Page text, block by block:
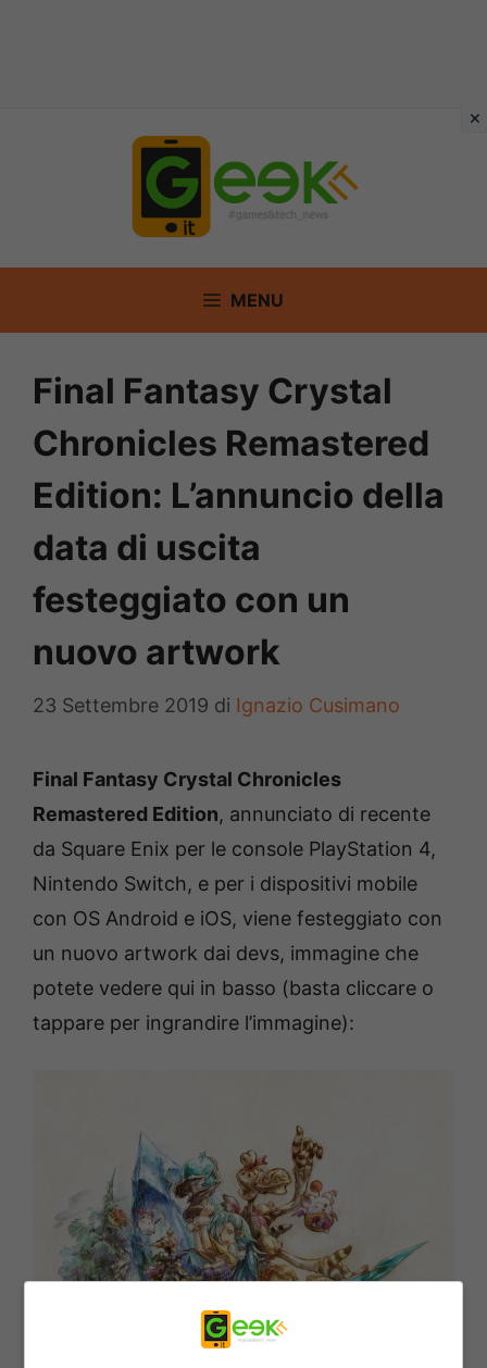
MENU
Final Fantasy Crystal
Chronicles Remastered
Edition: L’annuncio della
data di uscita
festeggiato con un
nuovo artwork
23 Settembre 2019 di Ignazio Cusimano
Final Fantasy Crystal Chronicles
Remastered Edition, annunciato di recente
da Square Enix per le console PlayStation 4,
Nintendo Switch, e per i dispositivi mobile
con OS Android e iOS, viene festeggiato con
un nuovo artwork dai devs, immagine che
potete vedere qui in basso (basta cliccare o
tappare per ingrandire l’immagine):